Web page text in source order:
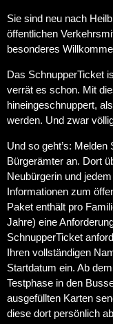
Sie sind neu nach
öffentlichen
besonderes
Das SchnupperTicket
verrät es schon. Mit
hineingeschnuppert,
werden. Und zwar
Und so geht’s:
Bürgerämter an. Dort
Neubürgerin und
Informationen zum
Paket enthält pro
Jahre) eine
SchnupperTicket
Ihren vollständigen
Startdatum ein. Ab
Testphase in den
ausgefüllten Karten
diese dort persönlich